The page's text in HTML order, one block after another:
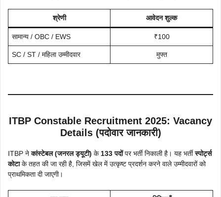
श्रेणी आवेदन शुल्क
सामान्य / OBC / EWS ₹100
SC / ST / महिला उम्मीदवार मुफ्त
ITBP Constable Recruitment 2025: Vacancy
Details (पदोवार जानकारी)
ITBP नेकांस्टेबल (जनरल ड्यूटी) के133 पदोंपर भर्ती निकाली है। यह भर्तीस्पोर्ट्स
कोटाके तहत की जा रही है, जिसमें खेल में उत्कृष्ट प्रदर्शन करने वाले उम्मीदवारों को
प्राथमिकता दी जाएगी।